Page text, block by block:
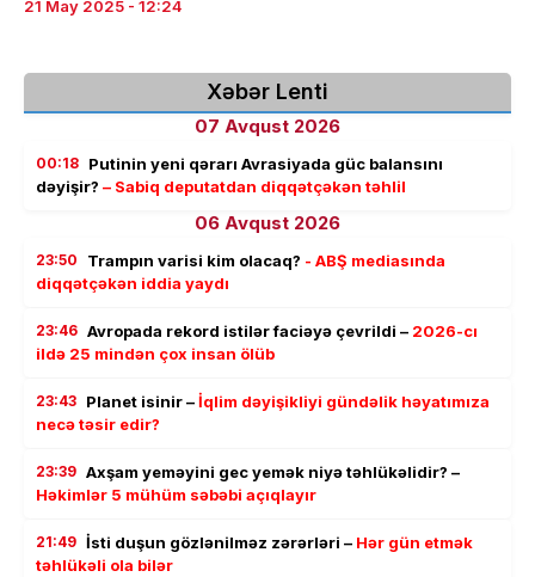
21 May 2025 - 12:24
Xəbər Lenti
07 Avqust 2026
00:18 Putinin yeni qərarı Avrasiyada güc balansını
dəyişir? – Sabiq deputatdan diqqətçəkən təhlil
06 Avqust 2026
23:50 Trampın varisi kim olacaq? - ABŞ mediasında
diqqətçəkən iddia yaydı
23:46 Avropada rekord istilər faciəyə çevrildi – 2026-cı
ildə 25 mindən çox insan ölüb
23:43 Planet isinir –İqlim dəyişikliyi gündəlik həyatımıza
necə təsir edir?
23:39 Axşam yeməyini gec yemək niyə təhlükəlidir? –
Həkimlər 5 mühüm səbəbi açıqlayır
21:49 İsti duşun gözlənilməz zərərləri – Hər gün etmək
təhlükəli ola bilər